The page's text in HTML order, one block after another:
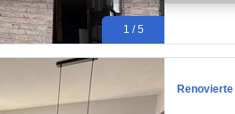
1 / 5
Renovierte